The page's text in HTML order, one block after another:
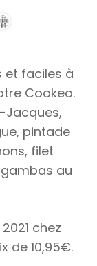
et faciles à
Cookeo.
Jacques,
pintade
filet
au
chez
de 10,95€.